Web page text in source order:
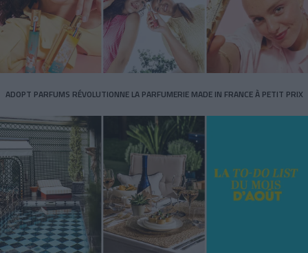
ADOPT PARFUMS RÉVOLUTIONNE LA PARFUMERIE MADE IN FRANCE À PETIT PRIX